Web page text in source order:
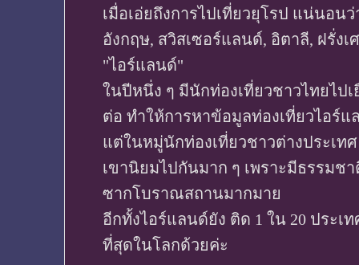
เมื่อเอ่ยถึงการไปเที่ยวยุโรป แน่นอ
อังกฤษ, สวิสเซอร์แลนด์, อิตาลี, ฝรั่ง
"ไอร์แลนด์"
ในปีหนึ่ง ๆ มีนักท่องเที่ยวชาวไทยไป
ต่อ ทำให้การหาข้อมูลท่องเที่ยวไอร์
แต่ในหมู่นักท่องเที่ยวชาวต่างประเ
เขานิยมไปกันมาก ๆ เพราะมีธรรม
ซากโบราณสถานมากมาย
อีกทั้งไอร์แลนด์ยัง ติด 1 ใน 20 ประ
ที่สุดในโลกด้วยค่ะ